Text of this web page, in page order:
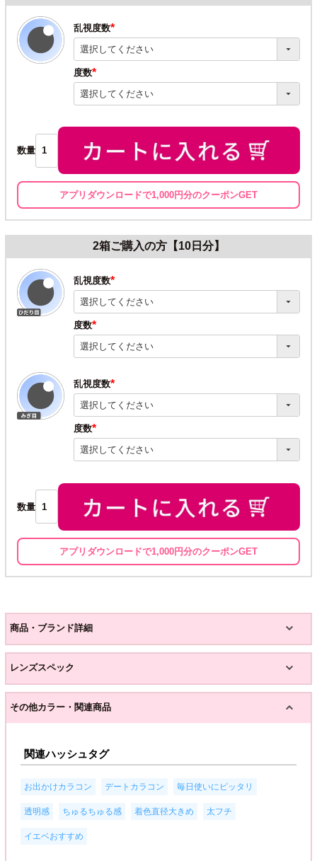
乱視度数
(必
須)
度数
(必
須)
数量
アプリダウンロードで1,000円分のクーポンGET
2箱ご購入の方【10日分】
乱視度数
(必
須)
度数
(必
須)
乱視度数
(必
須)
度数
(必
須)
数量
アプリダウンロードで1,000円分のクーポンGET
商品・ブランド詳細
レンズスペック
その他カラー・関連商品
関連ハッシュタグ
お出かけカラコン デートカラコン 毎日使いにピッタリ
透明感 ちゅるちゅる感 着色直径大きめ 太フチ
イエベおすすめ